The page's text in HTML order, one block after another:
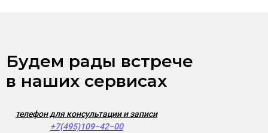
Будем рады встрече
в наших сервисах
телефон для консультации и записи
+7(495)109−42−00